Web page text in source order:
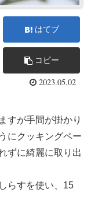
はてブ
コピー
2023.05.02
すが手間が掛かり
にクッキングペー
ずに綺麗に取り出
らすを使い、15